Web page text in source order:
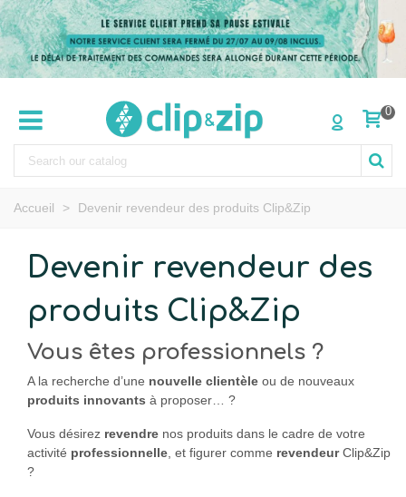
0
Accueil > Devenir revendeur des produits Clip&Zip
Devenir revendeur des
produits Clip&Zip
Vous êtes professionnels ?
A la recherche d’une nouvelle clientèle ou de nouveaux
produits innovants à proposer… ?
Vous désirez revendre nos produits dans le cadre de votre
activité professionnelle, et figurer comme revendeurClip&Zip
?